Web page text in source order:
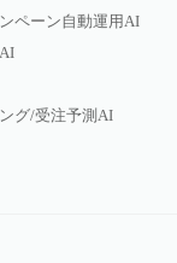
ペーン自動運用AI
グ/受注予測AI